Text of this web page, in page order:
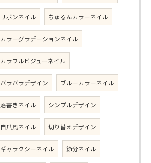
リボンネイル ちゅるんカラーネイル
カラーグラデーションネイル
カラフルビジューネイル
バラバラデザイン ブルーカラーネイル
落書きネイル シンプルデザイン
自爪風ネイル 切り替えデザイン
ギャラクシーネイル 節分ネイル